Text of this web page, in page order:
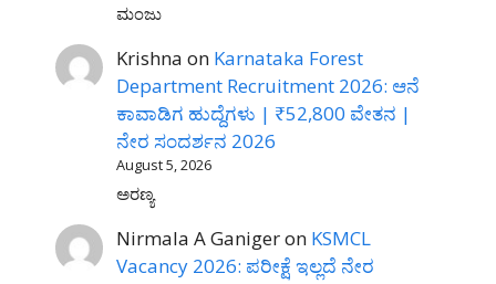
ಮಂಜು
Krishna on Karnataka Forest
Department Recruitment 2026: ಆನೆ
ಕಾವಾಡಿಗ ಹುದ್ದೆಗಳು | ₹52,800 ವೇತನ |
ನೇರ ಸಂದರ್ಶನ 2026
August 5, 2026
ಅರಣ್ಯ
Nirmala A Ganigeron KSMCL
Vacancy 2026: ಪರೀಕ್ಷೆ ಇಲ್ಲದೆ ನೇರ